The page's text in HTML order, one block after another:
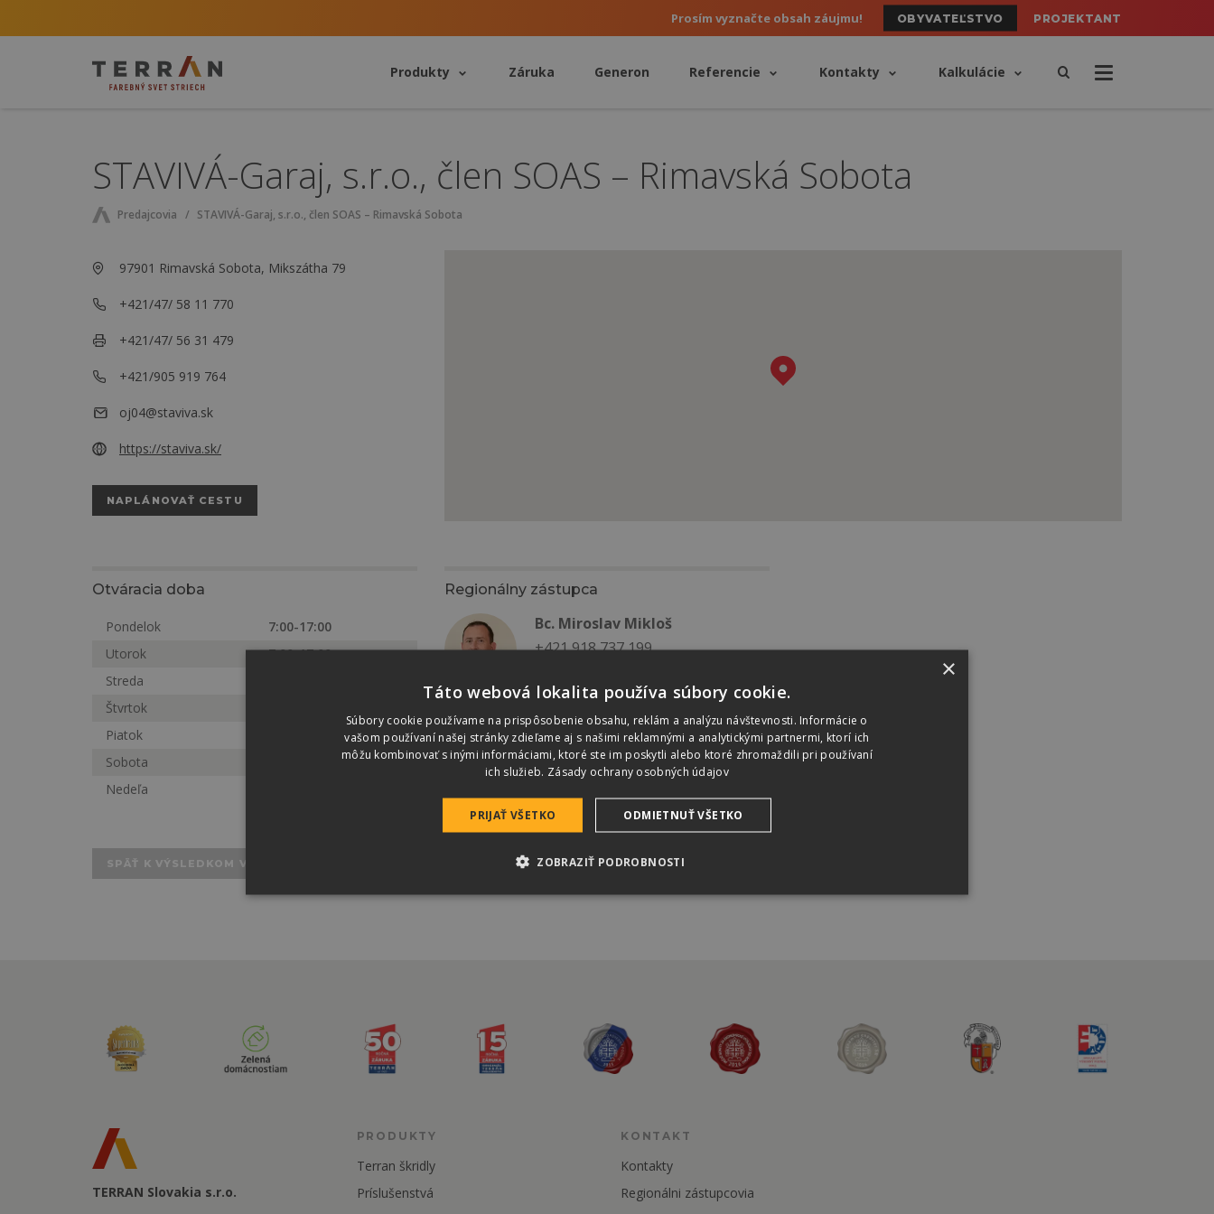
Prosím vyznačte obsah záujmu! OBYVATEĽSTVO PROJEKTANT
Produkty Záruka Generon Referencie Kontakty Kalkulácie
STAVIVÁ-Garaj, s.r.o., člen SOAS – Rimavská Sobota
Predajcovia STAVIVÁ-Garaj, s.r.o., člen SOAS – Rimavská Sobota
97901 Rimavská Sobota, Mikszátha 79
+421/47/ 58 11 770
+421/47/ 56 31 479
+421/905 919 764
oj04@staviva.sk
https://staviva.sk/
NAPLÁNOVAŤ CESTU
Otváracia doba
Pondelok
7:00-17:00
Utorok
7:00-17:00
Streda
Štvrtok
Piatok
Sobota
Nedeľa
Regionálny zástupca
Bc. Miroslav Mikloš
+421 918 737 199
SPÄŤ K VÝSLEDKOM VYHĽADÁVANIA
TERRAN Slovakia s.r.o.
PRODUKTY
Terran škridly
Príslušenstvá
KONTAKT
Kontakty
Regionálni zástupcovia
×
Táto webová lokalita používa súbory cookie.
Súbory cookie používame na prispôsobenie obsahu, reklám a analýzu návštevnosti. Informácie o
vašom používaní našej stránky zdieľame aj s našimi reklamnými a analytickými partnermi, ktorí ich
môžu kombinovať s inými informáciami, ktoré ste im poskytli alebo ktoré zhromaždili pri používaní
ich služieb. Zásady ochrany osobných údajov
PRIJAŤ VŠETKO ODMIETNUŤ VŠETKO
ZOBRAZIŤ PODROBNOSTI